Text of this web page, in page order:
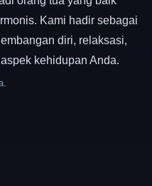
Kami hadir sebagai
diri, relaksasi,
kehidupan Anda.